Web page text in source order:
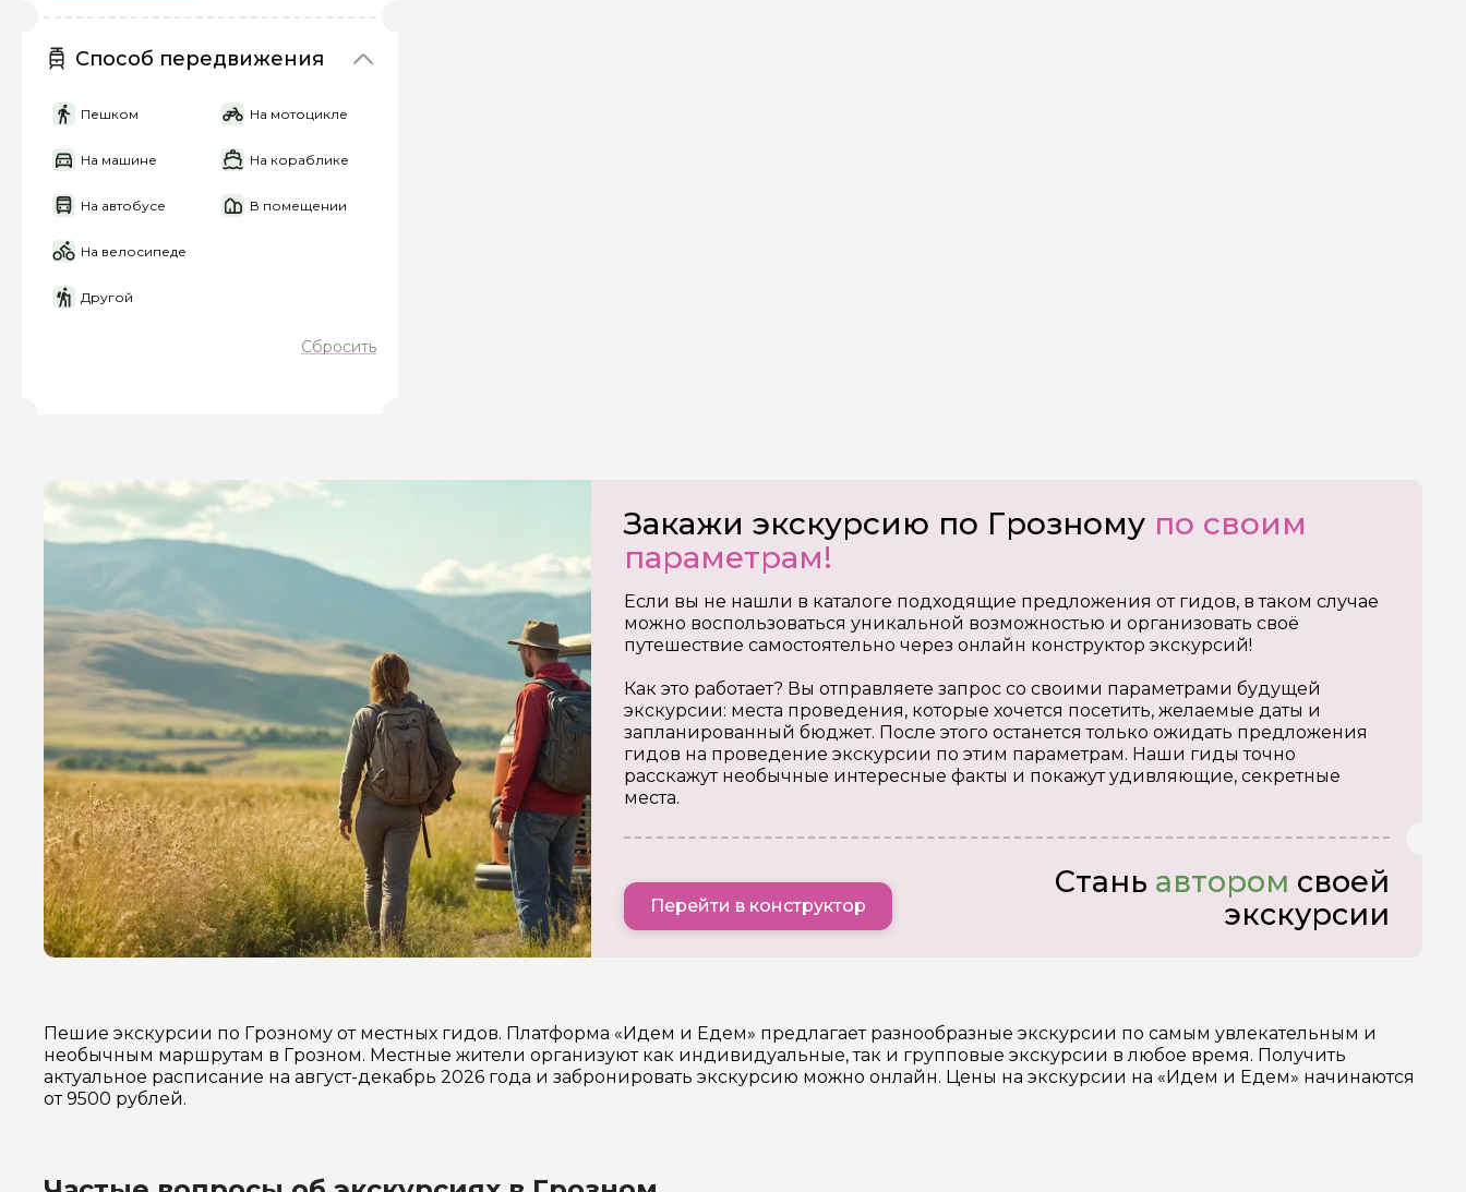
Способ передвижения
Пешком На мотоцикле
На машине На кораблике
На автобусе В помещении
На велосипеде
Другой
Сбросить
Закажи экскурсию по Грозному по своим
параметрам!
Если вы не нашли в каталоге подходящие предложения от гидов, в таком случае
можно воспользоваться уникальной возможностью и организовать своё
путешествие самостоятельно через онлайн конструктор экскурсий!
Как это работает? Вы отправляете запрос со своими параметрами будущей
экскурсии: места проведения, которые хочется посетить, желаемые даты и
запланированный бюджет. После этого останется только ожидать предложения
гидов на проведение экскурсии по этим параметрам. Наши гиды точно
расскажут необычные интересные факты и покажут удивляющие, секретные
места.
Перейти в конструктор
Стань автором своей
экскурсии
Пешие экскурсии по Грозному от местных гидов. Платформа «Идем и Едем» предлагает разнообразные экскурсии по самым увлекательным и
необычным маршрутам в Грозном. Местные жители организуют как индивидуальные, так и групповые экскурсии в любое время. Получить
актуальное расписание на август-декабрь 2026 года и забронировать экскурсию можно онлайн. Цены на экскурсии на «Идем и Едем» начинаются
от 9500 рублей.
персональных данных